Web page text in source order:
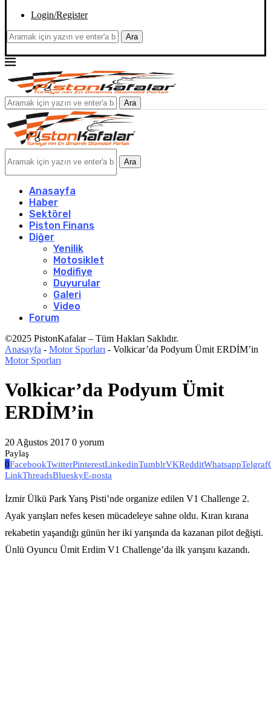
Login/Register
Ara
Ara
Ara
Anasayfa
Haber
Sektörel
Piston Finans
Diğer
Yenilik
Motosiklet
Modifiye
Duyurular
Galeri
Video
Forum
©2025 PistonKafalar – Tüm Hakları Saklıdır.
Anasayfa - Motor Sporları - Volkicar’da Podyum Ümit ERDİM’in
Motor Sporları
Volkicar’da Podyum Ümit
ERDİM’in
20 Ağustos 2017 0 yorum
Paylaş
0FacebookTwitterPinterestLinkedinTumblrVKRedditWhatsappTelgraf
LinkThreadsBlueskyE-posta
İzmir Ülkü Park Yarış Pisti’nde organize edilen V1 Challenge 2.
Ayak yarışları nefes kesen mücadeleye sahne oldu. Kıran kırana
rekabetin yaşandığı günün her iki yarışında da kazanan pilot değişti.
Ünlü Oyuncu Ümit Erdim V1 Challenge’da ilk yarışını kazandı.